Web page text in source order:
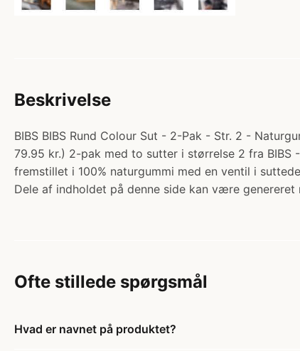
Beskrivelse
BIBS BIBS Rund Colour Sut - 2-Pak - Str. 2 -
79.95 kr.) 2-pak med to sutter i størrelse 2 fra BIBS
fremstillet i 100% naturgummi med en ventil i
Dele af indholdet på denne side kan være
Ofte stillede spørgsmål
Hvad er navnet på produktet?